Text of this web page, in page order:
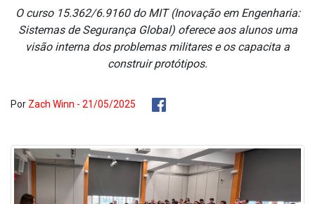
O curso 15.362/6.9160 do MIT (Inovação em Engenharia:
Sistemas de Segurança Global) oferece aos alunos uma
visão interna dos problemas militares e os capacita a
construir protótipos.
Por Zach Winn - 21/05/2025